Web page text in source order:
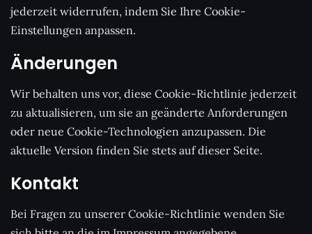
jederzeit widerrufen, indem Sie Ihre Cookie-
Einstellungen anpassen.
Änderungen
Wir behalten uns vor, diese Cookie-Richtlinie jederzeit
zu aktualisieren, um sie an geänderte Anforderungen
oder neue Cookie-Technologien anzupassen. Die
aktuelle Version finden Sie stets auf dieser Seite.
Kontakt
Bei Fragen zu unserer Cookie-Richtlinie wenden Sie